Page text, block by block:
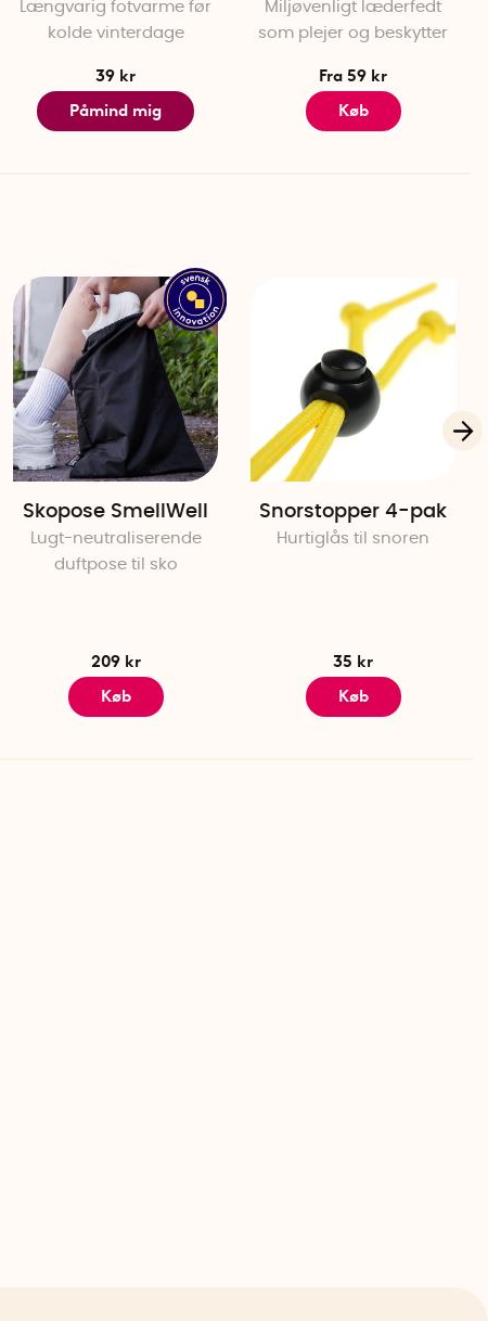
Længvarig fotvarme før
kolde vinterdage
39 kr
Påmind mig
Miljøvenligt læderfedt
som plejer og beskytter
Fra 59 kr
Køb
Skopose SmellWell
Lugt-neutraliserende
duftpose til sko
209 kr
Køb
Snorstopper 4-pak
Hurtiglås til snoren
35 kr
Køb